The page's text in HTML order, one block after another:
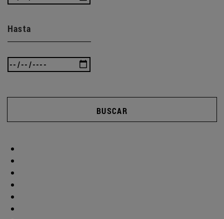
Hasta
BUSCAR